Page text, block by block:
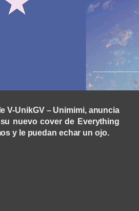
V-UnikGV – Unimimi, anuncia
nuevo cover de Everything
y le puedan echar un ojo.